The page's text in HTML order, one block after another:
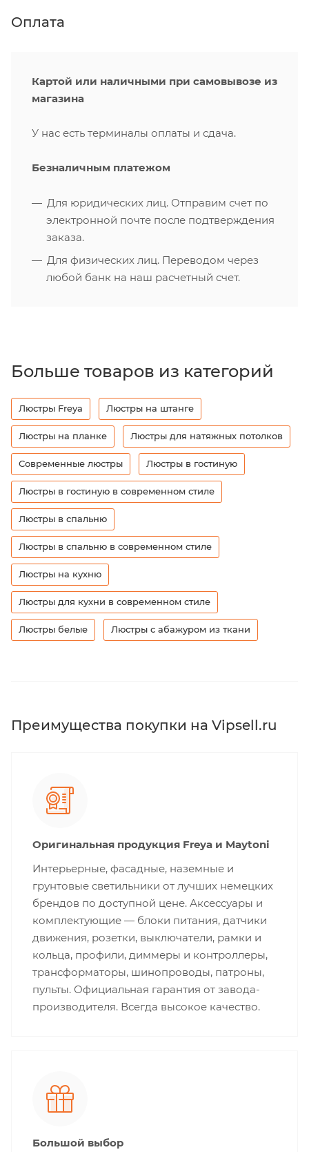
Оплата
Картой или наличными при самовывозе из
магазина
У нас есть терминалы оплаты и сдача.
Безналичным платежом
Для юридических лиц. Отправим счет по
электронной почте после подтверждения
заказа.
Для физических лиц. Переводом через
любой банк на наш расчетный счет.
Больше товаров из категорий
Люстры Freya Люстры на штанге
Люстры на планке Люстры для натяжных потолков
Современные люстры Люстры в гостиную
Люстры в гостиную в современном стиле
Люстры в спальню
Люстры в спальню в современном стиле
Люстры на кухню
Люстры для кухни в современном стиле
Люстры белые Люстры с абажуром из ткани
Преимущества покупки на Vipsell.ru
Оригинальная продукция Freya и Maytoni
Интерьерные, фасадные, наземные и
грунтовые светильники от лучших немецких
брендов по доступной цене. Аксессуары и
комплектующие — блоки питания, датчики
движения, розетки, выключатели, рамки и
кольца, профили, диммеры и контроллеры,
трансформаторы, шинопроводы, патроны,
пульты. Официальная гарантия от завода-
производителя. Всегда высокое качество.
Большой выбор